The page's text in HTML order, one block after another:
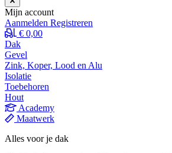
Mijn account
Aanmelden Registreren
€ 0,00
Dak
Gevel
Zink, Koper, Lood en Alu
Isolatie
Toebehoren
Hout
Academy
Maatwerk
Alles voor je dak